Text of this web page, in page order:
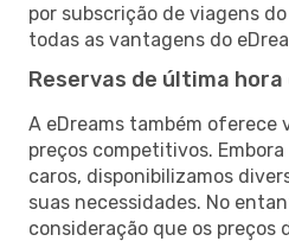
por subscrição de viagens
todas as vantagens do
Reservas de última hora
A eDreams também oferece
preços competitivos.
caros, disponibilizamos
suas necessidades. No
consideração que os preços